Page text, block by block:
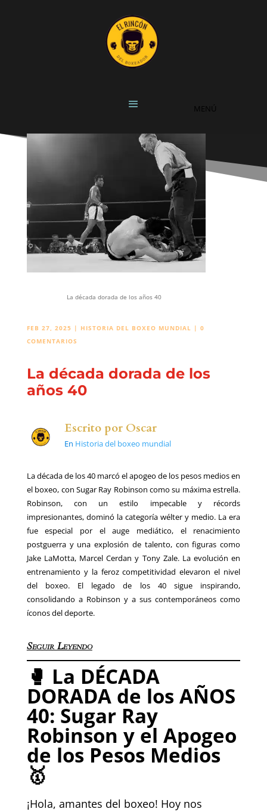
La década dorada de los años 40
FEB 27, 2025 | HISTORIA DEL BOXEO MUNDIAL | 0
COMENTARIOS
La década dorada de los
años 40
Escrito por Oscar
En Historia del boxeo mundial
La década de los 40 marcó el apogeo de los pesos medios en
el boxeo, con Sugar Ray Robinson como su máxima estrella.
Robinson, con un estilo impecable y récords
impresionantes, dominó la categoría wélter y medio. La era
fue especial por el auge mediático, el renacimiento
postguerra y una explosión de talento, con figuras como
Jake LaMotta, Marcel Cerdan y Tony Zale. La evolución en
entrenamiento y la feroz competitividad elevaron el nivel
del boxeo. El legado de los 40 sigue inspirando,
consolidando a Robinson y a sus contemporáneos como
íconos del deporte.
Seguir Leyendo
🥊 La DÉCADA
DORADA de los AÑOS
40: Sugar Ray
Robinson y el Apogeo
de los Pesos Medios
🥇
¡Hola, amantes del boxeo! Hoy nos